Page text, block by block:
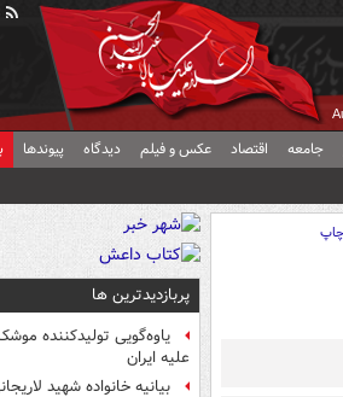
جامعه اقتصاد عکس و فیلم دیدگاه پیوندها
چاپ
پربازدیدترین ها
یاوه‌گویی تولیدکننده
علیه ایران
بیانیه خانواده شهید